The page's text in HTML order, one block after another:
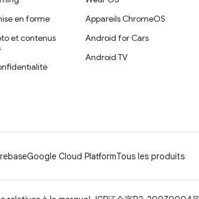
en forme
et contenus
Appareils ChromeOS
Android for Cars
Android TV
Google Cloud PlatformTous les produits